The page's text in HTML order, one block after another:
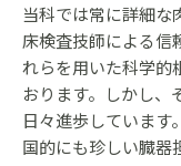
当科では常に詳細な
床検査技師による信
れらを用いた科学的
おります。しかし、
日々進歩しています
国的にも珍しい臓器